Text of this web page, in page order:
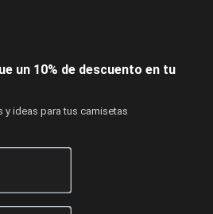
un 10% de descuento en tu
y ideas para tus camisetas